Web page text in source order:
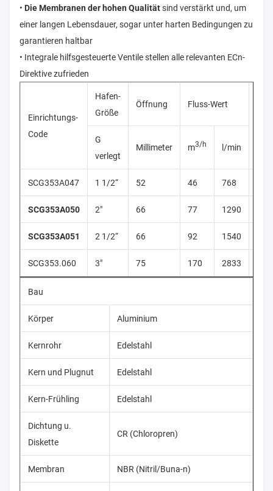
• Die Membranen der hohen Qualitätsind verstärkt und, um
einer langen Lebensdauer, sogar unter harten Bedingungen zu
garantieren haltbar
• Integrale hilfsgesteuerte Ventile stellen alle relevanten ECn-
Direktive zufrieden
Einrichtungs-
Code
Hafen-
Größe
Öffnung Fluss-Wert
G
verlegt
Millimeter m3/h l/min
SCG353A047 1 1/2“ 52 46 768
SCG353A050 2" 66 77 1290
SCG353A051 2 1/2“ 66 92 1540
SCG353.060 3" 75 170 2833
Bau
Körper Aluminium
Kernrohr Edelstahl
Kern und Plugnut Edelstahl
Kern-Frühling Edelstahl
Dichtung u.
Diskette
CR (Chloropren)
Membran NBR (Nitril/Buna-n)